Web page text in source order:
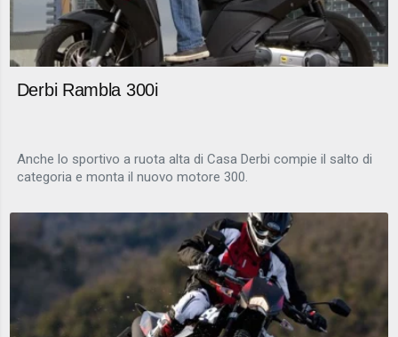
Derbi Rambla 300i
Anche lo sportivo a ruota alta di Casa Derbi compie il salto di
categoria e monta il nuovo motore 300.